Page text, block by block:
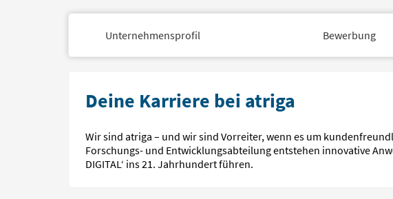
Unternehmensprofil Bewerbung
Deine Karriere bei atriga
Wir sind atriga – und wir sind Vorreiter, wenn es um
Forschungs- und Entwicklungsabteilung entstehen innovative
DIGITAL‘ ins 21. Jahrhundert führen.